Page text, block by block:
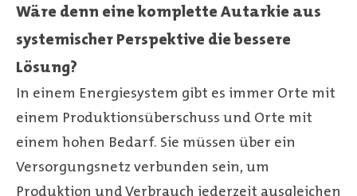
Wäre denn eine komplette Autarkie aus
systemischer Perspektive die bessere
Lösung?
In einem Energiesystem gibt es immer Orte mit
einem Produktionsüberschuss und Orte mit
einem hohen Bedarf. Sie müssen über ein
Versorgungsnetz verbunden sein, um
Produktion und Verbrauch jederzeit ausgleichen